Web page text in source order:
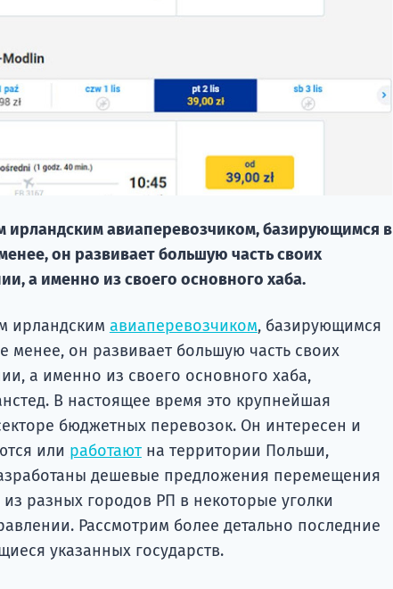
ирландским авиаперевозчиком, базирующимся в
он развивает большую часть своих
а именно из своего основного хаба.
ирландским авиаперевозчиком, базирующимся
менее, он развивает большую часть своих
а именно из своего основного хаба,
В настоящее время это крупнейшая
бюджетных перевозок. Он интересен и
или работаютна территории Польши,
дешевые предложения перемещения
разных городов РП в некоторые уголки
Рассмотрим более детально последние
указанных государств.